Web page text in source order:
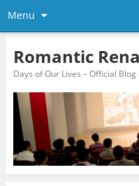
Menu
Romantic
Days of Our Lives – Official